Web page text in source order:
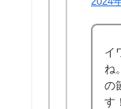
イ
ね
の
す！